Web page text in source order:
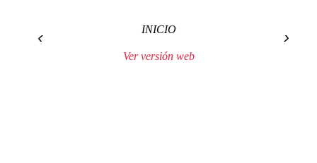
‹ ›
INICIO
Ver versión web